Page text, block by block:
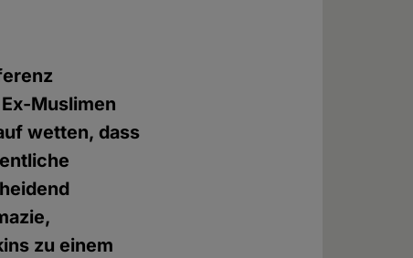
Muslimen
wetten, dass
zu einem